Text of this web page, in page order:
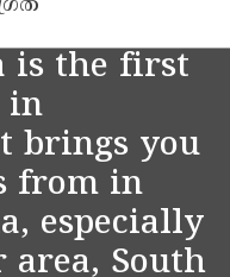
is the first
in
brings you
from in
especially
South